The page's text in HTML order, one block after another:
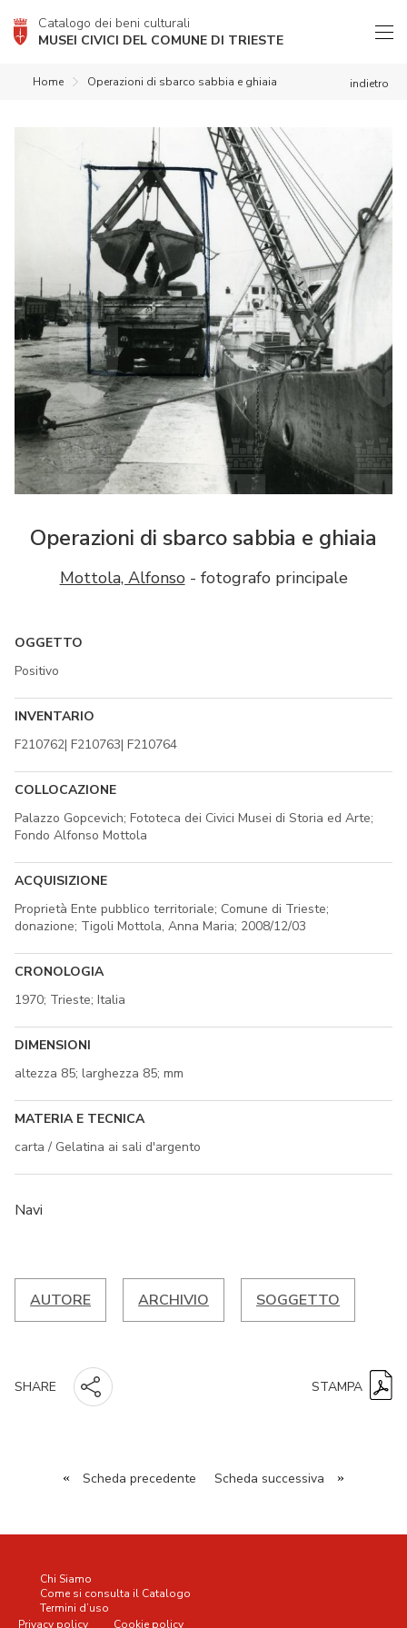
Catalogo dei beni culturali
MUSEI CIVICI DEL COMUNE DI TRIESTE
indietro
Home Operazioni di sbarco sabbia e ghiaia
Operazioni di sbarco sabbia e ghiaia
Mottola, Alfonso- fotografo principale
OGGETTO
Positivo
INVENTARIO
F210762| F210763| F210764
COLLOCAZIONE
Palazzo Gopcevich; Fototeca dei Civici Musei di Storia ed Arte;
Fondo Alfonso Mottola
ACQUISIZIONE
Proprietà Ente pubblico territoriale; Comune di Trieste;
donazione; Tigoli Mottola, Anna Maria; 2008/12/03
CRONOLOGIA
1970; Trieste; Italia
DIMENSIONI
altezza 85; larghezza 85; mm
MATERIA E TECNICA
carta / Gelatina ai sali d'argento
Navi
AUTORE ARCHIVIO SOGGETTO
SHARE STAMPA
« Scheda precedente Scheda successiva »
Chi Siamo
Come si consulta il Catalogo
Termini d’uso
Privacy policy
Cookie policy